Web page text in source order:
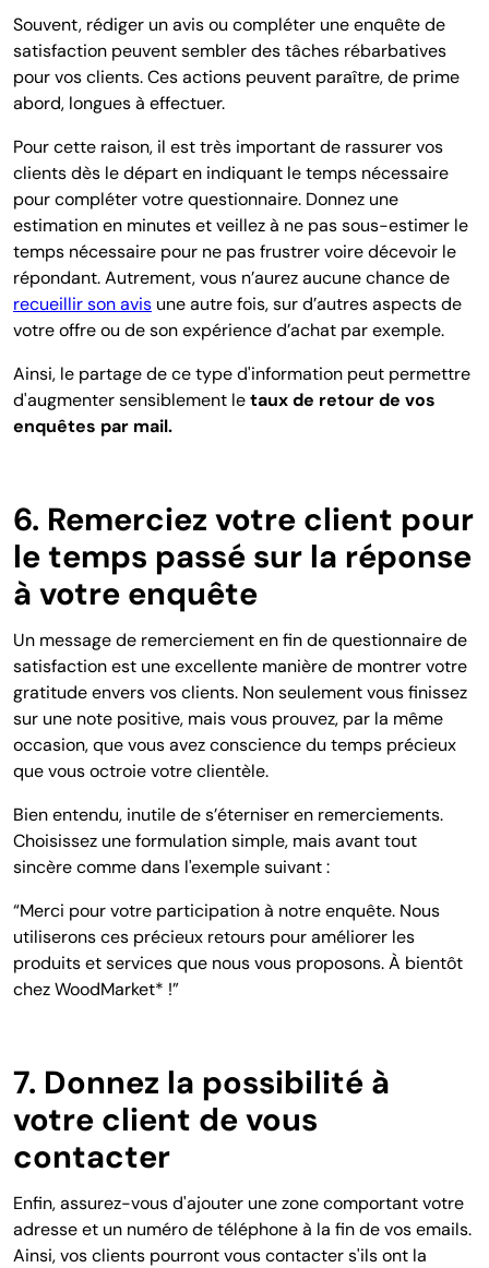
Souvent, rédiger un avisou compléter une enquête de
satisfaction peuvent sembler des tâches rébarbatives
pour vos clients. Ces actions peuvent paraître, de prime
abord, longues à effectuer.
Pour cette raison, il est très important de rassurer vos
clients dès le départ en indiquant le temps nécessaire
pour compléter votre questionnaire. Donnez une
estimation en minutes et veillez à ne pas sous-estimer le
temps nécessaire pour ne pas frustrer voire décevoir le
répondant. Autrement, vous n’aurez aucune chance de
recueillir son avis une autre fois, sur d’autres aspects de
votre offre ou de son expérience d’achat par exemple.
Ainsi, le partage de ce type d'information peut permettre
d'augmenter sensiblement letaux de retour de vos
enquêtes par mail.
6. Remerciez votre client pour
le temps passé sur la réponse
à votre enquête
Un message de remerciement en fin de questionnaire de
satisfaction est une excellente manière de montrer votre
gratitude envers vos clients. Non seulement vous finissez
sur une note positive, mais vous prouvez, par la même
occasion, que vous avez conscience du temps précieux
que vous octroie votre clientèle.
Bien entendu, inutile de s’éterniser en remerciements.
Choisissez une formulation simple, mais avant tout
sincère comme dans l'exemple suivant :
“Merci pour votre participation à notre enquête. Nous
utiliserons ces précieux retours pour améliorer les
produits et services que nous vous proposons. À bientôt
chez WoodMarket* !”
7. Donnez la possibilité à
votre client de vous
contacter
Enfin, assurez-vous d'ajouter une zone comportant votre
adresse et un numéro de téléphone à la fin de vos emails.
Ainsi, vos clients pourront vous contacter s'ils ont la